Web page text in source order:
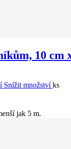
10 cm
Snížit množstvíks
jak 5 m.